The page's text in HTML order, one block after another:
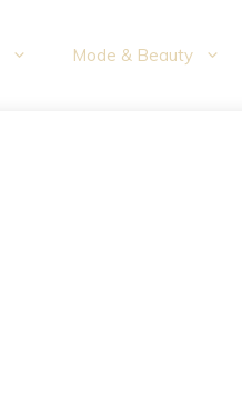
Mode & Beauty